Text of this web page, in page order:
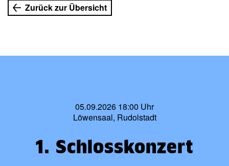
Zurück zur Übersicht
05.09.2026 18:00 Uhr
Löwensaal, Rudolstadt
1. Schlosskonzert